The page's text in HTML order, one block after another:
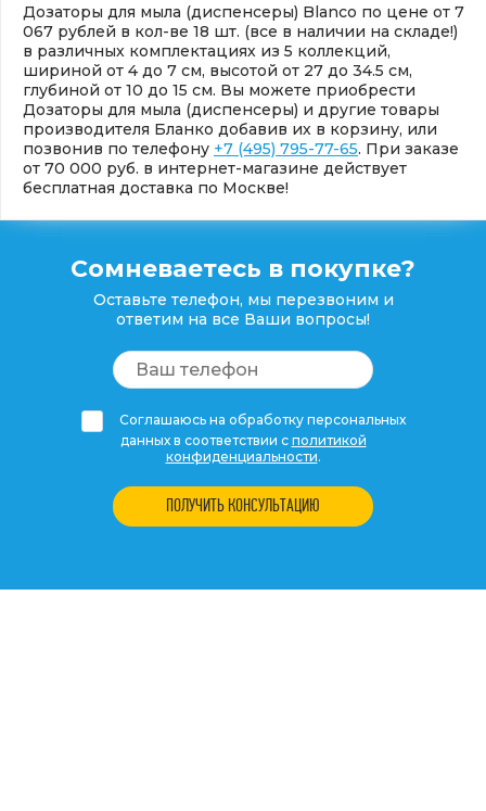
Дозаторы для мыла (диспенсеры) Blanco по цене от 7
067 рублей в кол-ве 18 шт. (все в наличии на складе!)
в различных комплектациях из 5 коллекций,
шириной от 4 до 7 см, высотой от 27 до 34.5 см,
глубиной от 10 до 15 см. Вы можете приобрести
Дозаторы для мыла (диспенсеры) и другие товары
производителя Бланко добавив их в корзину, или
позвонив по телефону +7 (495) 795-77-65. При заказе
от 70 000 руб. в интернет-магазине действует
бесплатная доставка по Москве!
Сомневаетесь в покупке?
Оставьте телефон, мы перезвоним и
ответим на все Ваши вопросы!
Соглашаюсь на обработку персональных
данных в соответствии с политикой
конфиденциальности.
ПОЛУЧИТЬ КОНСУЛЬТАЦИЮ